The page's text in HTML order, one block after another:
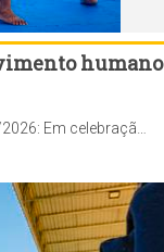
humano